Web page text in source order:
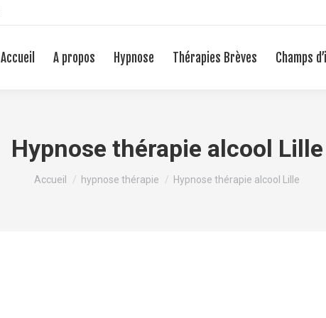
Accueil A propos Hypnose Thérapies Brèves Champs
Hypnose thérapie alcool Lille
Vous êtes ici :
Accueil hypnose thérapie Hypnose thérapie alcool Lille